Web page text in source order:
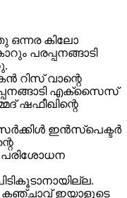
ഒന്നര കിലോ
പരപ്പനങ്ങാടി
റിസ് വാന്റെ
എക്സൈസ്
ഷഫീഖിന്റെ
ഇൻസ്പെക്ടർ
പരിശോധന
കഞ്ചാവ് ഇയാളുടെ